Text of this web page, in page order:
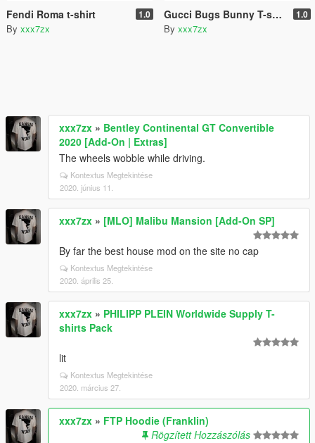
Fendi Roma t-shirt 1.0
By xxx7zx
Gucci Bugs Bunny T-shirt 1.0
By xxx7zx
xxx7zx » Bentley Continental GT Convertible
2020 [Add-On | Extras]
The wheels wobble while driving.
Kontextus Megtekintése
2020. június 11.
xxx7zx » [MLO] Malibu Mansion [Add-On SP]
By far the best house mod on the site no cap
Kontextus Megtekintése
2020. április 25.
xxx7zx » PHILIPP PLEIN Worldwide Supply T-
shirts Pack
lit
Kontextus Megtekintése
2020. március 27.
xxx7zx » FTP Hoodie (Franklin)
Rögzített Hozzászólás